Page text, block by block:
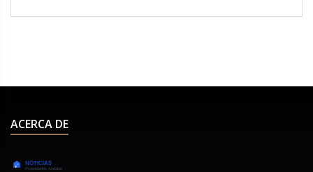
ACERCA DE